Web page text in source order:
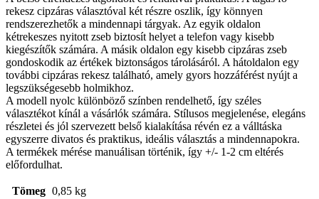
rekesz cipzáras választóval két részre oszlik, így könnyen
rendszerezhetők a mindennapi tárgyak. Az egyik oldalon
kétrekeszes nyitott zseb biztosít helyet a telefon vagy kisebb
kiegészítők számára. A másik oldalon egy kisebb cipzáras zseb
gondoskodik az értékek biztonságos tárolásáról. A hátoldalon egy
további cipzáras rekesz található, amely gyors hozzáférést nyújt a
legszükségesebb holmikhoz.
A modell nyolc különböző színben rendelhető, így széles
választékot kínál a vásárlók számára. Stílusos megjelenése, elegáns
részletei és jól szervezett belső kialakítása révén ez a válltáska
egyszerre divatos és praktikus, ideális választás a mindennapokra.
A termékek mérése manuálisan történik, így +/- 1-2 cm eltérés
előfordulhat.
Tömeg 0,85 kg